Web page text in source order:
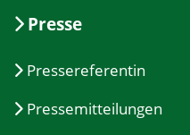
Presse
Pressereferentin
Pressemitteilungen